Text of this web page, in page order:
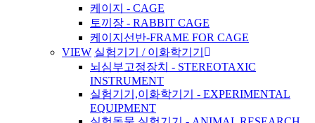
케이지 - CAGE
토끼장 - RABBIT CAGE
케이지선반-FRAME FOR CAGE
VIEW 실험기기 / 이화학기기
뇌심부고정장치 - STEREOTAXIC
INSTRUMENT
실험기기,이화학기기 - EXPERIMENTAL
EQUIPMENT